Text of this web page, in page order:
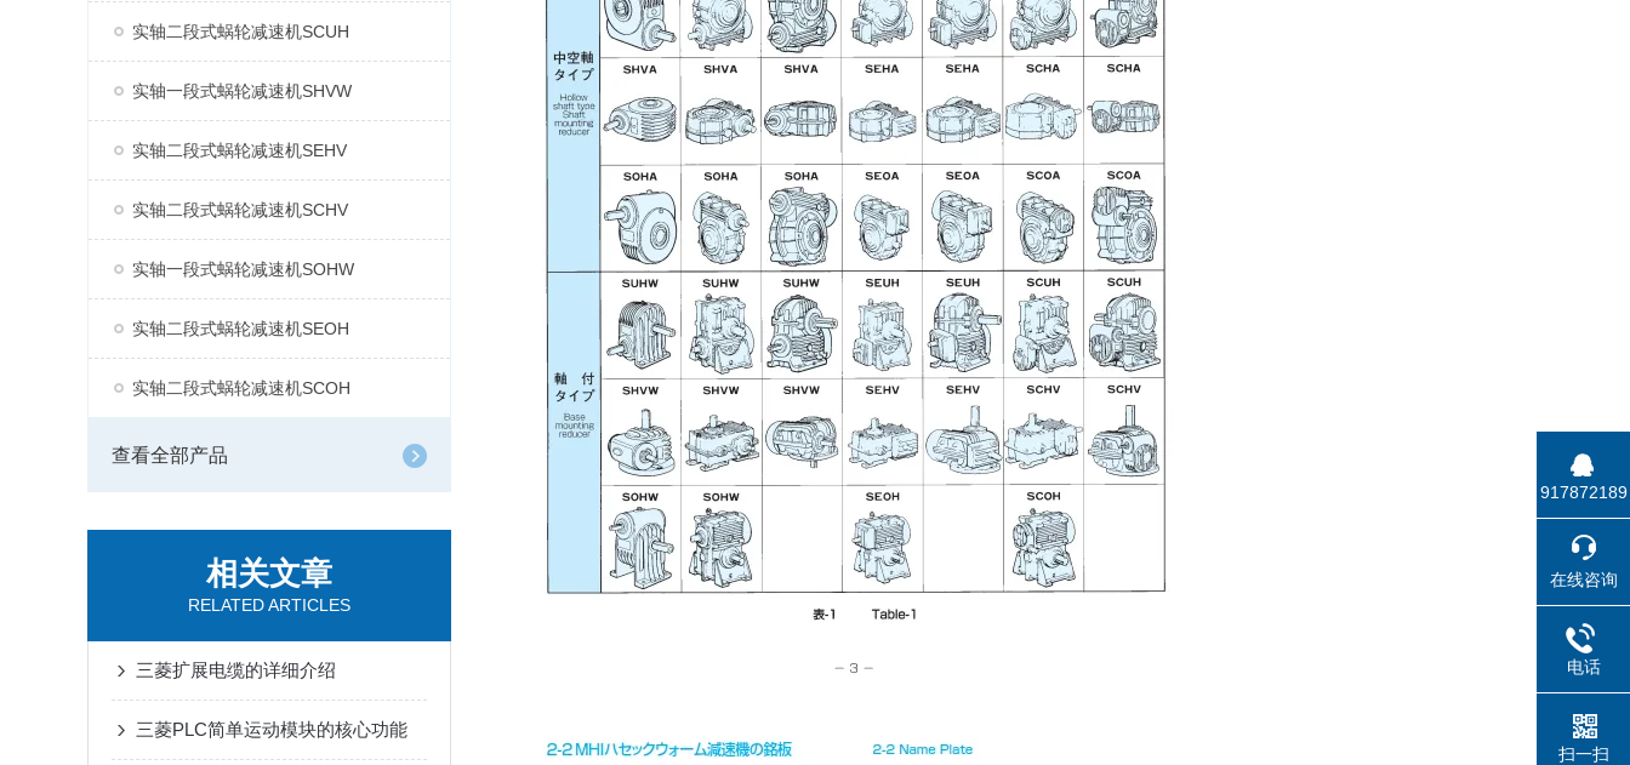
实轴二段式蜗轮减速机SCUH
实轴一段式蜗轮减速机SHVW
实轴二段式蜗轮减速机SEHV
实轴二段式蜗轮减速机SCHV
实轴一段式蜗轮减速机SOHW
实轴二段式蜗轮减速机SEOH
实轴二段式蜗轮减速机SCOH
查看全部产品
相关文章
RELATED ARTICLES
三菱扩展电缆的详细介绍
三菱PLC简单运动模块的核心功能
917872189
在线咨询
电话
扫一扫